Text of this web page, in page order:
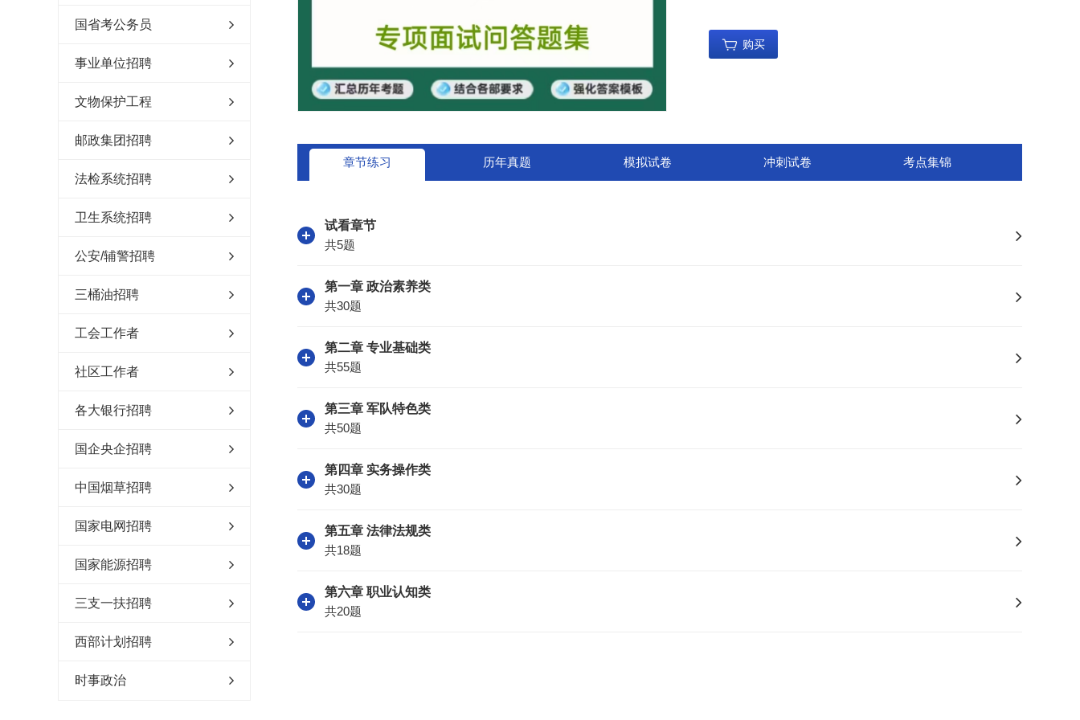
国省考公务员
事业单位招聘
文物保护工程
邮政集团招聘
法检系统招聘
卫生系统招聘
公安/辅警招聘
三桶油招聘
工会工作者
社区工作者
各大银行招聘
国企央企招聘
中国烟草招聘
国家电网招聘
国家能源招聘
三支一扶招聘
西部计划招聘
时事政治
购买
章节练习 历年真题 模拟试卷 冲刺试卷 考点集锦
试看章节
共5题
第一章 政治素养类
共30题
第二章 专业基础类
共55题
第三章 军队特色类
共50题
第四章 实务操作类
共30题
第五章 法律法规类
共18题
第六章 职业认知类
共20题